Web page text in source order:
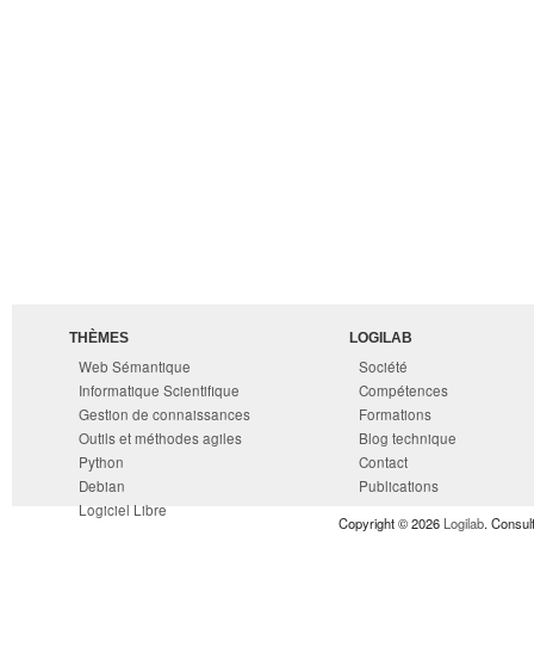
THÈMES
Web Sémantique
Informatique Scientifique
Gestion de connaissances
Outils et méthodes agiles
Python
Debian
Logiciel Libre
LOGILAB
Société
Compétences
Formations
Blog technique
Contact
Publications
Copyright © 2026 Logilab.